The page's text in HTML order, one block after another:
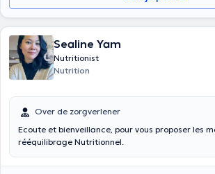
Sealine Yam
Nutritionist
Nutrition
Over de zorgverlener
Ecoute et bienveillance, pour vous proposer les
rééquilibrage Nutritionnel.